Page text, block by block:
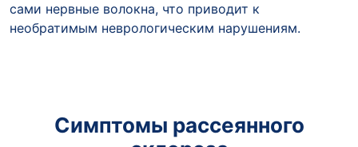
сами нервные волокна, что приводит к
необратимым неврологическим нарушениям.
Симптомы рассеянного